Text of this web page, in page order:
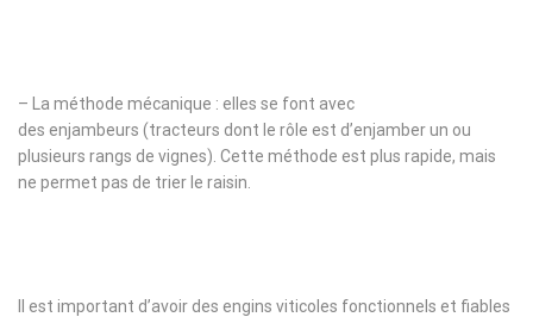
– La méthode mécanique : elles se font avec
des enjambeurs (tracteurs dont le rôle est d’enjamber un ou
plusieurs rangs de vignes). Cette méthode est plus rapide, mais
ne permet pas de trier le raisin.
Il est important d’avoir des engins viticoles fonctionnels et fiables